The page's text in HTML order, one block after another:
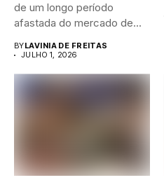
de um longo período
afastada do mercado de...
BYLAVINIA DE FREITAS
JULHO 1, 2026